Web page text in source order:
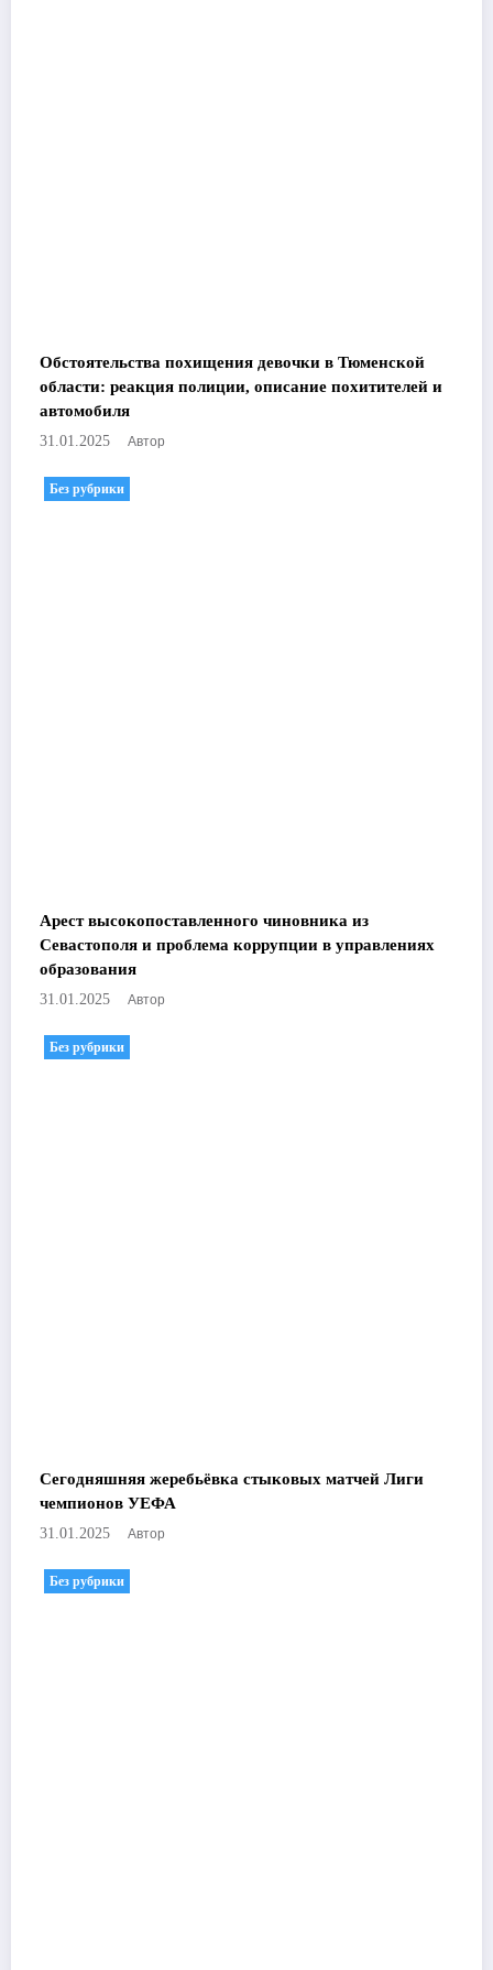
Обстоятельства похищения девочки в Тюменской
области: реакция полиции, описание похитителей и
автомобиля
31.01.2025 Автор
Без рубрики
Арест высокопоставленного чиновника из
Севастополя и проблема коррупции в управлениях
образования
31.01.2025 Автор
Без рубрики
Сегодняшняя жеребьёвка стыковых матчей Лиги
чемпионов УЕФА
31.01.2025 Автор
Без рубрики